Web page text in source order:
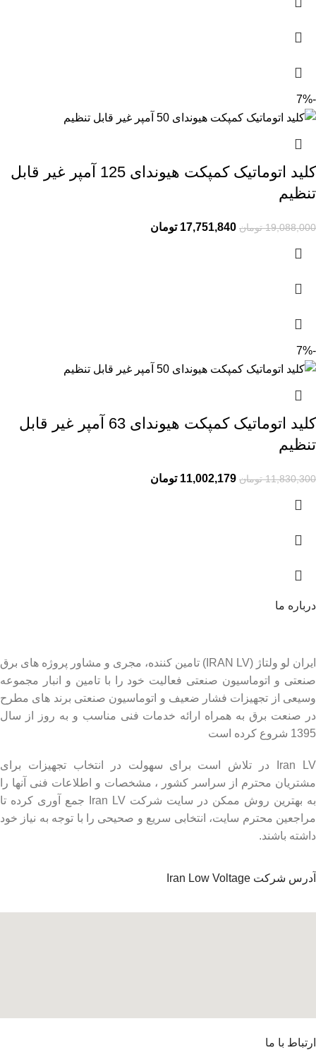
-7%
کلید اتوماتیک کمپکت هیوندای 125 آمپر غیر قابل
تنظیم
19,088,000 تومان 17,751,840 تومان
-7%
کلید اتوماتیک کمپکت هیوندای 63 آمپر غیر قابل
تنظیم
11,830,300 تومان 11,002,179 تومان
درباره ما
ایران لو ولتاژ (IRAN LV) تامین کننده، مجری و مشاور پروژه های برق
صنعتی و اتوماسیون صنعتی فعالیت خود را با تامین و انبار مجموعه
وسیعی از تجهیزات فشار ضعیف و اتوماسیون صنعتی برند های مطرح
در صنعت برق به همراه ارائه خدمات فنی مناسب و به روز از سال
1395 شروع کرده است
Iran LV در تلاش است برای سهولت در انتخاب تجهیزات برای
مشتریان محترم از سراسر کشور ، مشخصات و اطلاعات فنی آنها را
به بهترین روش ممکن در سایت شرکت Iran LV جمع آوری کرده تا
مراجعین محترم سایت، انتخابی سریع و صحیحی را با توجه به نیاز خود
داشته باشند.
آدرس شرکت Iran Low Voltage
ارتباط با ما